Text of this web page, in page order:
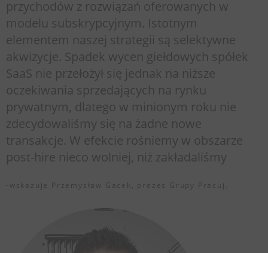
przychodów z rozwiązań oferowanych w
modelu subskrypcyjnym. Istotnym
elementem naszej strategii są selektywne
akwizycje. Spadek wycen giełdowych spółek
SaaS nie przełożył się jednak na niższe
oczekiwania sprzedających na rynku
prywatnym, dlatego w minionym roku nie
zdecydowaliśmy się na żadne nowe
transakcje. W efekcie rośniemy w obszarze
post-hire nieco wolniej, niż zakładaliśmy
-wskazuje Przemysław Gacek, prezes Grupy Pracuj.